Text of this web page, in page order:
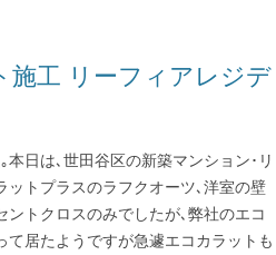
工 リーフィアレジデ
日は､世田谷区の新築マンション･リ
ットプラスのラフクオーツ､洋室の壁
トクロスのみでしたが､弊社のエコ
居たようですが急遽エコカラットも